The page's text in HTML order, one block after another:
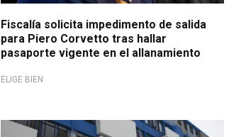
Fiscalía solicita impedimento de salida
para Piero Corvetto tras hallar
pasaporte vigente en el allanamiento
ELIGE BIEN
Durante emergencia energética